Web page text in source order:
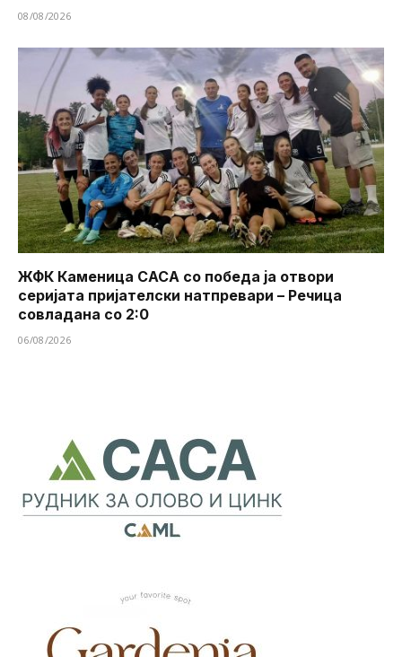
08/08/2026
ЖФК Каменица САСА со победа ја отвори
серијата пријателски натпревари – Речица
совладана со 2:0
06/08/2026